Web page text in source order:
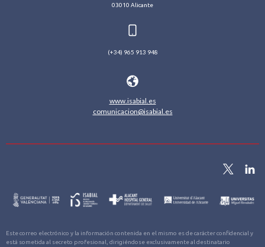
03010 Alicante
(+34) 965 913 948
www.isabial.es
comunicacion@isabial.es
Este correo electrónico y la información contenida en el mismo es de carácter confidencial y
está sometida al secreto profesional, dirigiéndose exclusivamente al destinatario